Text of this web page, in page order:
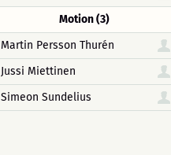
Motion (3)
Martin Persson Thurén
Jussi Miettinen
Simeon Sundelius